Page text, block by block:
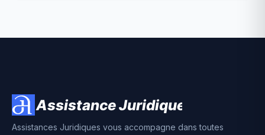
Assistances Juridiques vous accompagne dans toutes